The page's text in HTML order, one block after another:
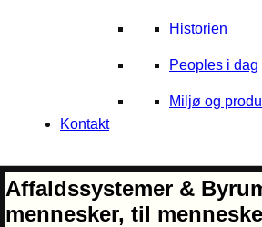
Historien
Peoples i dag
Miljø og
Kontakt
Affaldssystemer &
mennesker, til